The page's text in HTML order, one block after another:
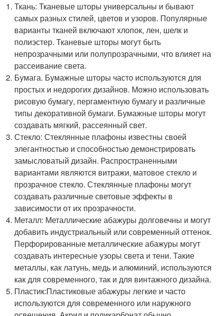
Ткань: Тканевые шторы универсальны и бывают
самых разных стилей, цветов и узоров. Популярные
варианты тканей включают хлопок, лен, шелк и
полиэстер. Тканевые шторы могут быть
непрозрачными или полупрозрачными, что влияет на
рассеивание света.
Бумага. Бумажные шторы часто используются для
простых и недорогих дизайнов. Можно использовать
рисовую бумагу, пергаментную бумагу и различные
типы декоративной бумаги. Бумажные шторы могут
создавать мягкий, рассеянный свет.
Стекло: Стеклянные плафоны известны своей
элегантностью и способностью демонстрировать
замысловатый дизайн. Распространенными
вариантами являются витражи, матовое стекло и
прозрачное стекло. Стеклянные плафоны могут
создавать различные световые эффекты в
зависимости от их прозрачности.
Металл: Металлические абажуры долговечны и могут
добавить индустриальный или современный оттенок.
Перфорированные металлические абажуры могут
создавать интересные узоры света и тени. Такие
металлы, как латунь, медь и алюминий, используются
как для современного, так и для винтажного дизайна.
Пластик:Пластиковые абажуры легкие и часто
используются для современного или наружного